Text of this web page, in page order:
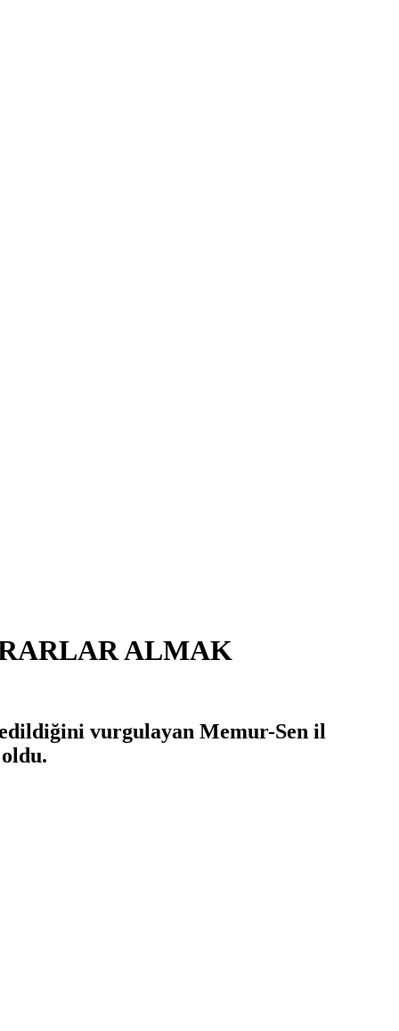
ALMAK
vurgulayan Memur-Sen il